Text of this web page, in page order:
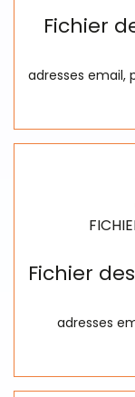
Fichier
adresses email,
Fichier
adresses